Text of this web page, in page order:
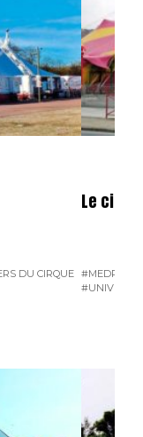
DU CIRQUE
Le
#MEDRANO
#UNIVERS